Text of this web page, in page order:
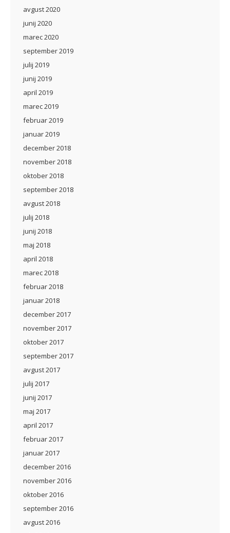
avgust 2020
junij 2020
marec 2020
september 2019
julij 2019
junij 2019
april 2019
marec 2019
februar 2019
januar 2019
december 2018
november 2018
oktober 2018
september 2018
avgust 2018
julij 2018
junij 2018
maj 2018
april 2018
marec 2018
februar 2018
januar 2018
december 2017
november 2017
oktober 2017
september 2017
avgust 2017
julij 2017
junij 2017
maj 2017
april 2017
februar 2017
januar 2017
december 2016
november 2016
oktober 2016
september 2016
avgust 2016